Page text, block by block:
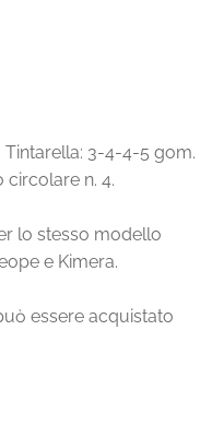
3-4-4-5 gom.
circolare n. 4.
lo stesso modello
e Kimera.
essere acquistato